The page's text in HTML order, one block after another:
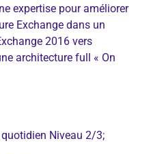
expertise pour améliorer
Exchange dans un
2016 vers
architecture full « On
Niveau 2/3;